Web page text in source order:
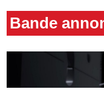
Bande